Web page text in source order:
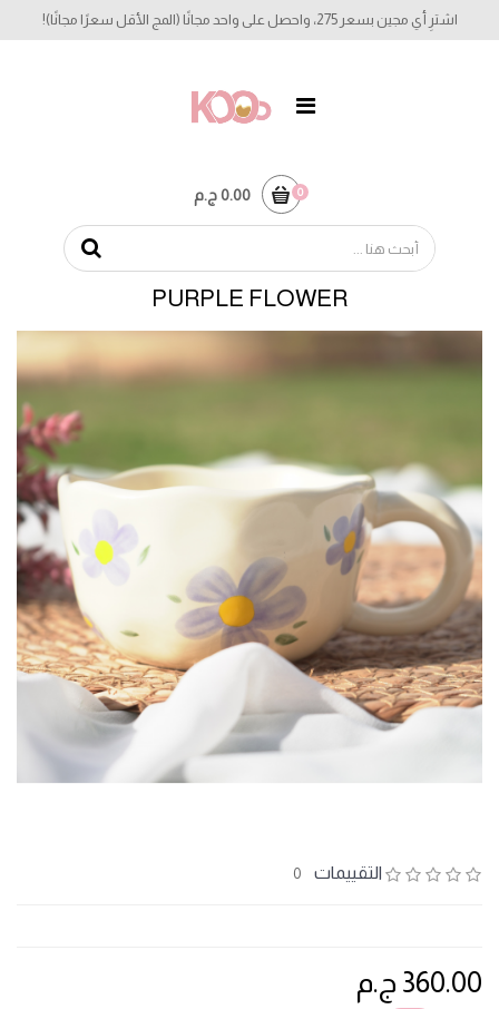
اشترِ أي مجين بسعر 275، واحصل على واحد مجانًا (المج الأقل سعرًا مجانًا)!
0 0.00 ج.م
PURPLE FLOWER
التقييمات 0
360.00 ج.م